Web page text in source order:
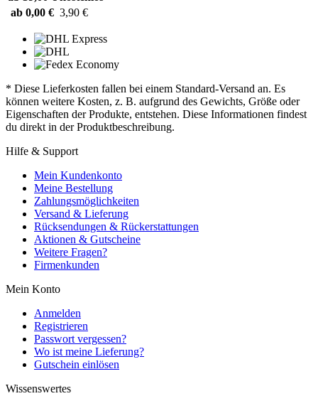
ab 0,00 € 3,90 €
* Diese Lieferkosten fallen bei einem Standard-Versand an. Es
können weitere Kosten, z. B. aufgrund des Gewichts, Größe oder
Eigenschaften der Produkte, entstehen. Diese Informationen findest
du direkt in der Produktbeschreibung.
Hilfe & Support
Mein Kundenkonto
Meine Bestellung
Zahlungsmöglichkeiten
Versand & Lieferung
Rücksendungen & Rückerstattungen
Aktionen & Gutscheine
Weitere Fragen?
Firmenkunden
Mein Konto
Anmelden
Registrieren
Passwort vergessen?
Wo ist meine Lieferung?
Gutschein einlösen
Wissenswertes